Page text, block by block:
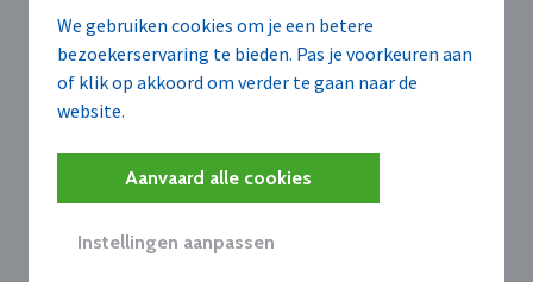
We gebruiken cookies om je een betere
bezoekerservaring te bieden. Pas je voorkeuren aan
of klik op akkoord om verder te gaan naar de
website.
Aanvaard alle cookies
Instellingen aanpassen
vrachtwagens
toe aan Remote App